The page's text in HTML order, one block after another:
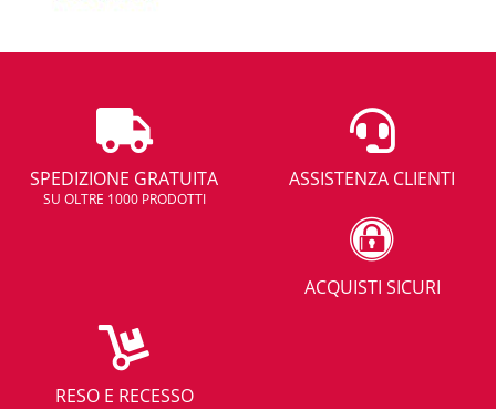
SPEDIZIONE GRATUITA
SU OLTRE 1000 PRODOTTI
ASSISTENZA CLIENTI
ACQUISTI SICURI
RESO E RECESSO